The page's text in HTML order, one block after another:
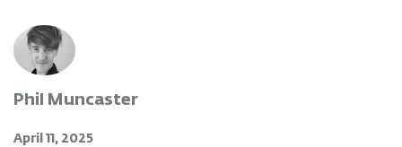
Phil Muncaster
April 11, 2025